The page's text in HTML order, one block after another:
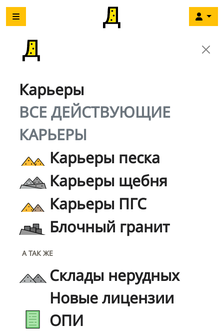
Карьеры
ВСЕ ДЕЙСТВУЮЩИЕ
КАРЬЕРЫ
Карьеры песка
Карьеры щебня
Карьеры ПГС
Блочный гранит
А ТАК ЖЕ
Склады нерудных
Новые лицензии
ОПИ